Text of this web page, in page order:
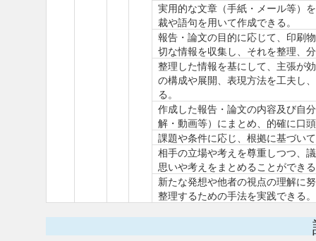
実用的な文章（手紙・メール等）
裁や語句を用いて作成できる。
報告・論文の目的に応じて、印刷
切な情報を収集し、それを整理、
整理した情報を基にして、主張が
の構成や展開、表現方法を工夫し
る。
作成した報告・論文の内容及び自
解・動画等）にまとめ、的確に口
課題や条件に応じ、根拠に基づい
相手の立場や考えを尊重しつつ、
思いや考えをまとめることができ
新たな発想や他者の視点の理解に
整理するための手法を実践できる。